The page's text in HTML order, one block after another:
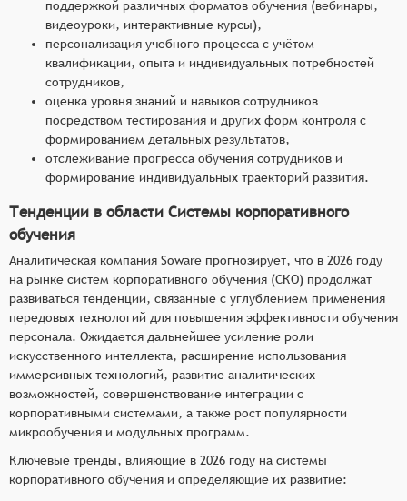
поддержкой различных форматов обучения (вебинары,
видеоуроки, интерактивные курсы),
персонализация учебного процесса с учётом
квалификации, опыта и индивидуальных потребностей
сотрудников,
оценка уровня знаний и навыков сотрудников
посредством тестирования и других форм контроля с
формированием детальных результатов,
отслеживание прогресса обучения сотрудников и
формирование индивидуальных траекторий развития.
Тенденции в области Системы корпоративного
обучения
Аналитическая компания Soware прогнозирует, что в 2026 году
на рынке систем корпоративного обучения (СКО) продолжат
развиваться тенденции, связанные с углублением применения
передовых технологий для повышения эффективности обучения
персонала. Ожидается дальнейшее усиление роли
искусственного интеллекта, расширение использования
иммерсивных технологий, развитие аналитических
возможностей, совершенствование интеграции с
корпоративными системами, а также рост популярности
микрообучения и модульных программ.
Ключевые тренды, влияющие в 2026 году на системы
корпоративного обучения и определяющие их развитие: